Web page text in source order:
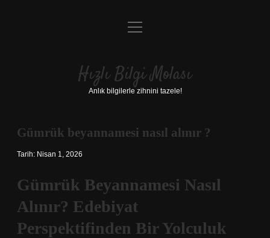
Anasayfa
Yasal Uyarı
menüyü
Hızlı Bilgi Molası
Anlık bilgilerle zihnini tazele!
Gümrük beyannamesi nasıl alınır ?
Tarih: Nisan 1, 2026
Gümrük Beyannamesi Nasıl
Alınır? Edebiyat
Perspektifinden Bir Yolculuk